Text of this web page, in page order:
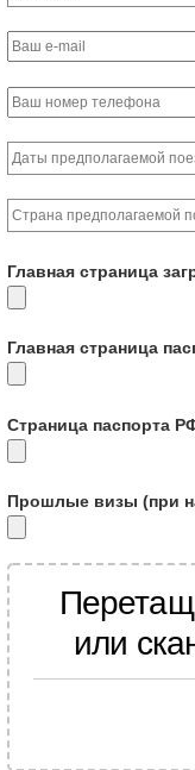
Главная страница
Главная страница
Страница паспорта
Прошлые визы (при
или